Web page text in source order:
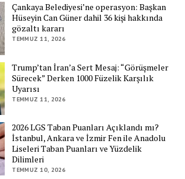
Çankaya Belediyesi’ne operasyon: Başkan
Hüseyin Can Güner dahil 36 kişi hakkında
gözaltı kararı
TEMMUZ 11, 2026
Trump’tan İran’a Sert Mesaj: “Görüşmeler
Sürecek” Derken 1000 Füzelik Karşılık
Uyarısı
TEMMUZ 11, 2026
2026 LGS Taban Puanları Açıklandı mı?
İstanbul, Ankara ve İzmir Fen ile Anadolu
Liseleri Taban Puanları ve Yüzdelik
Dilimleri
TEMMUZ 10, 2026